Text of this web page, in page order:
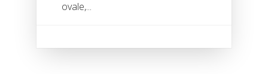
ovale,...